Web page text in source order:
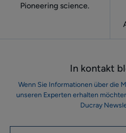
Pioneering science.
In kontakt
Wenn Sie Informationen über die
unseren Experten erhalten
Ducray